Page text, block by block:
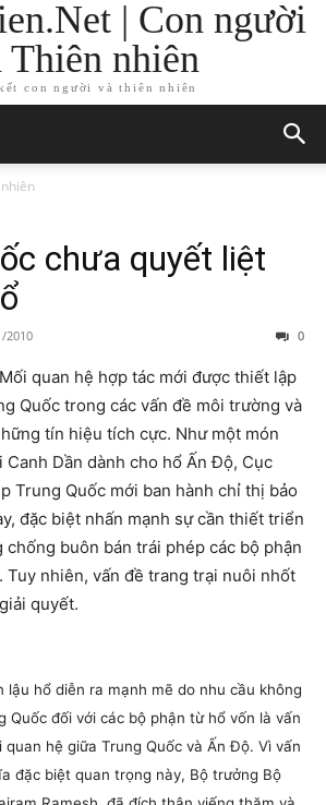
| Con người
Thiên nhiên
con người và thiên nhiên
chưa quyết liệt
2010 0
quan hệ hợp tác mới được thiết lập
Quốc trong các vấn đề môi trường và
tín hiệu tích cực. Như một món
Canh Dần dành cho hổ Ấn Độ, Cục
Trung Quốc mới ban hành chỉ thị bảo
đặc biệt nhấn mạnh sự cần thiết triển
chống buôn bán trái phép các bộ phận
Tuy nhiên, vấn đề trang trại nuôi nhốt
quyết.
lậu hổ diễn ra mạnh mẽ do nhu cầu không
Quốc đối với các bộ phận từ hổ vốn là vấn
hệ giữa Trung Quốc và Ấn Độ. Vì vấn
đặc biệt quan trọng này, Bộ trưởng Bộ